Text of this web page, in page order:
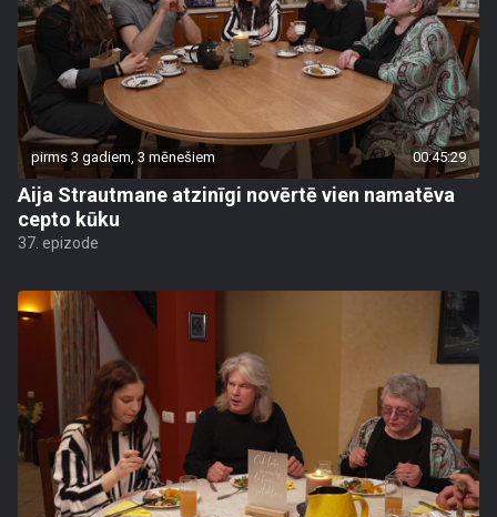
pirms 3 gadiem, 3 mēnešiem 00:45:29
Aija Strautmane atzinīgi novērtē vien namatēva
cepto kūku
37. epizode